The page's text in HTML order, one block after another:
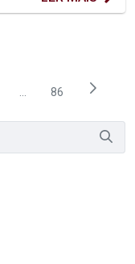
ABA para navegar.
PáginasPágina
86